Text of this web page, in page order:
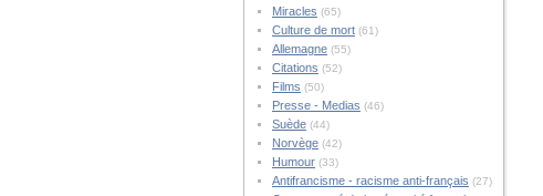
Miracles (65)
Culture de mort(61)
Allemagne(55)
Citations (52)
Films (50)
Presse - Medias (46)
Suède(44)
Norvège(42)
Humour(33)
Antifrancisme - racisme anti-français (27)